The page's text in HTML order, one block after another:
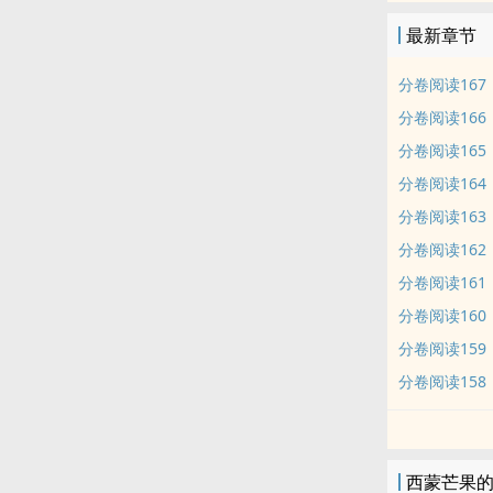
最新章节
分卷阅读167
分卷阅读166
分卷阅读165
分卷阅读164
分卷阅读163
分卷阅读162
分卷阅读161
分卷阅读160
分卷阅读159
分卷阅读158
西蒙芒果